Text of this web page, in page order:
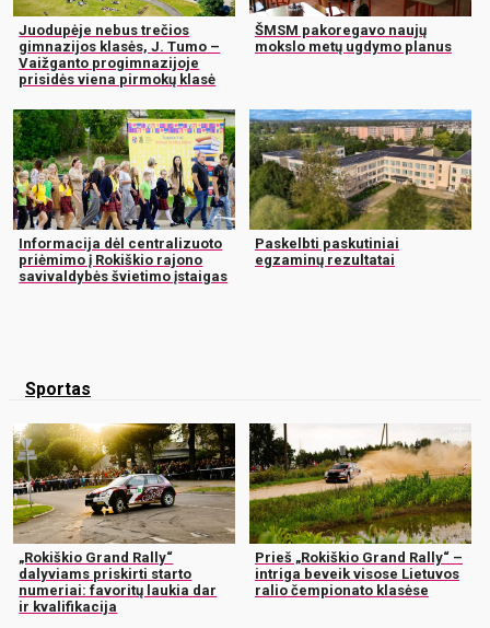
Juodupėje nebus trečios
gimnazijos klasės, J. Tumo –
Vaižganto progimnazijoje
prisidės viena pirmokų klasė
ŠMSM pakoregavo naujų
mokslo metų ugdymo planus
Informacija dėl centralizuoto
priėmimo į Rokiškio rajono
savivaldybės švietimo įstaigas
Paskelbti paskutiniai
egzaminų rezultatai
Sportas
„Rokiškio Grand Rally“
dalyviams priskirti starto
numeriai: favoritų laukia dar
ir kvalifikacija
Prieš „Rokiškio Grand Rally“ –
intriga beveik visose Lietuvos
ralio čempionato klasėse